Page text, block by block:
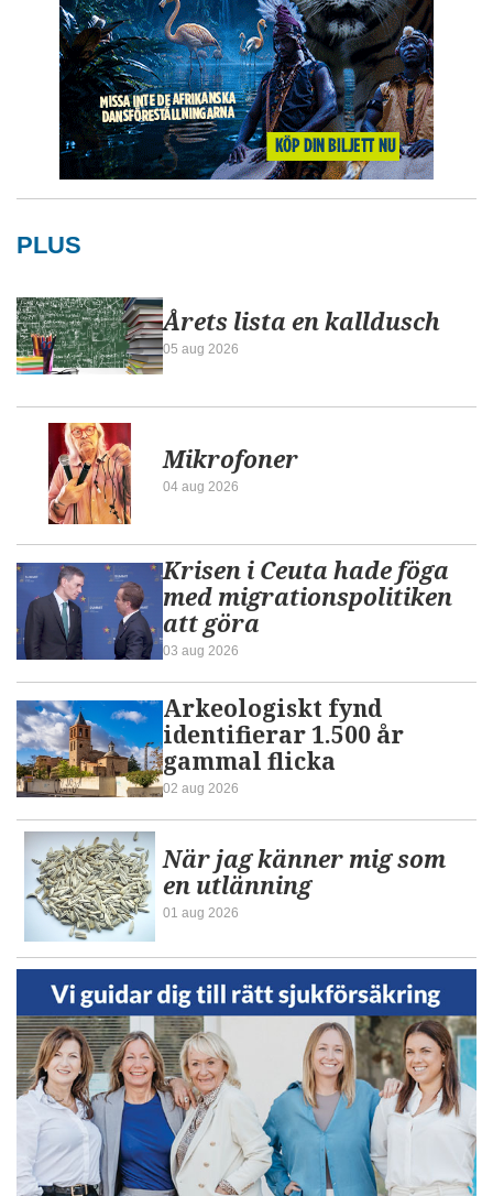
PLUS
Årets lista en kalldusch
05 aug 2026
Mikrofoner
04 aug 2026
Krisen i Ceuta hade föga
med migrationspolitiken
att göra
03 aug 2026
Arkeologiskt fynd
identifierar 1.500 år
gammal flicka
02 aug 2026
När jag känner mig som
en utlänning
01 aug 2026